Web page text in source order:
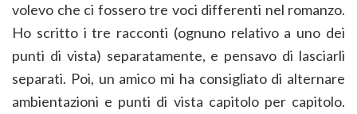
volevo che ci fossero tre voci differenti nel romanzo.
Ho scritto i tre racconti (ognuno relativo a uno dei
punti di vista) separatamente, e pensavo di lasciarli
separati. Poi, un amico mi ha consigliato di alternare
ambientazioni e punti di vista capitolo per capitolo.